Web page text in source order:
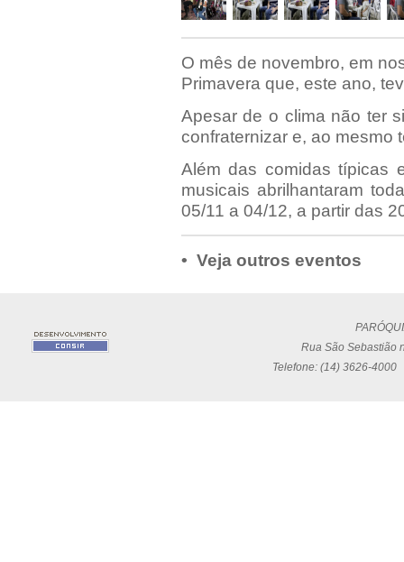
O mês de novembro, em
Primavera que, este ano,
Apesar de o clima não ter
confraternizar e, ao mesmo
Além das comidas típicas
musicais abrilhantaram
05/11 a 04/12, a partir das
• Veja outros eventos
Rua São Sebastião
Telefone: (14) 3626-